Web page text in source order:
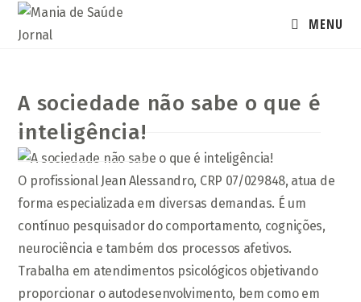
para
MENU
A sociedade não sabe o que é
inteligência!
O profissional Jean Alessandro, CRP 07/029848, atua de
forma especializada em diversas demandas. É um
contínuo pesquisador do comportamento, cognições,
neurociência e também dos processos afetivos.
Trabalha em atendimentos psicológicos objetivando
proporcionar o autodesenvolvimento, bem como em